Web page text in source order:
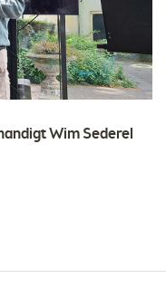
Wim Sederel